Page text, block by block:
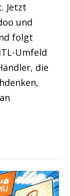
Jetzt
und
folgt
Umfeld
die